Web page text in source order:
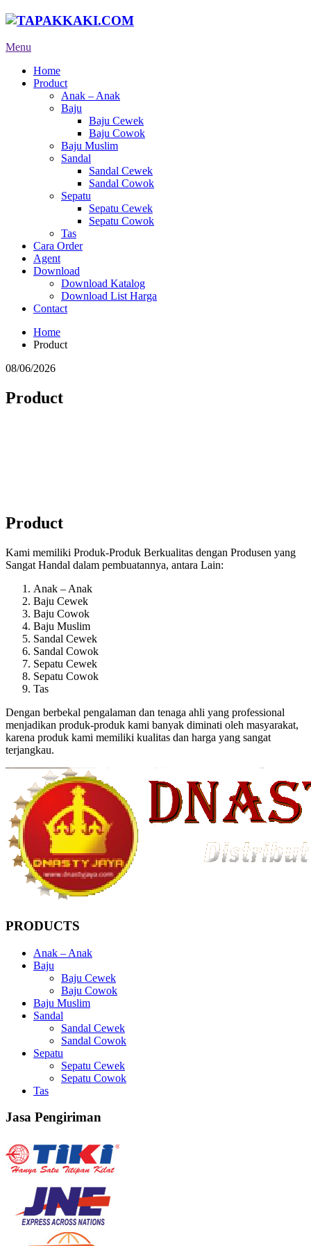
Menu
Home
Product
Anak – Anak
Baju
Baju Cewek
Baju Cowok
Baju Muslim
Sandal
Sandal Cewek
Sandal Cowok
Sepatu
Sepatu Cewek
Sepatu Cowok
Tas
Cara Order
Agent
Download
Download Katalog
Download List Harga
Contact
Home
Product
08/06/2026
Product
Product
Kami memiliki Produk-Produk Berkualitas dengan Produsen yang
Sangat Handal dalam pembuatannya, antara Lain:
Anak – Anak
Baju Cewek
Baju Cowok
Baju Muslim
Sandal Cewek
Sandal Cowok
Sepatu Cewek
Sepatu Cowok
Tas
Dengan berbekal pengalaman dan tenaga ahli yang professional
menjadikan produk-produk kami banyak diminati oleh masyarakat,
karena produk kami memiliki kualitas dan harga yang sangat
terjangkau.
PRODUCTS
Anak – Anak
Baju
Baju Cewek
Baju Cowok
Baju Muslim
Sandal
Sandal Cewek
Sandal Cowok
Sepatu
Sepatu Cewek
Sepatu Cowok
Tas
Jasa Pengiriman